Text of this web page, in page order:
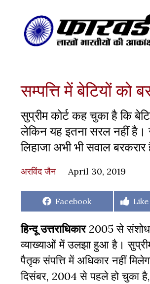
सम्पत्ति में बेटियों को
सुप्रीम कोर्ट कह चुका है कि
लेकिन यह इतना सरल नहीं है।
लिहाजा अभी भी सवाल बरकरार
अरविंद जैन April 30, 2019
Share
Facebook
हिन्दू उत्तराधिकार2005 से संशोधन
व्याख्याओं में उलझा हुआ है।
पैतृक संपत्ति में अधिकार नहीं
दिसंबर, 2004 से पहले हो चुका